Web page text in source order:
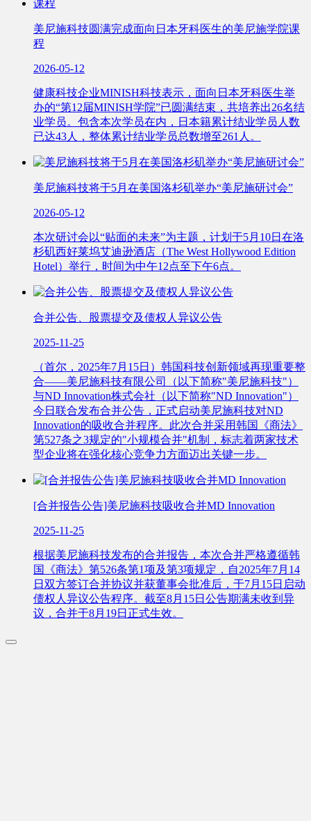
美尼施科技圆满完成面向日本牙科医生的美尼施学院课
程
2026-05-12
健康科技企业MINISH科技表示，面向日本牙科医生举
办的“第12届MINISH学院”已圆满结束，共培养出26名结
业学员。包含本次学员在内，日本籍累计结业学员人数
已达43人，整体累计结业学员总数增至261人。
美尼施科技将于5月在美国洛杉矶举办“美尼施研讨会”
2026-05-12
本次研讨会以“贴面的未来”为主题，计划于5月10日在洛
杉矶西好莱坞艾迪逊酒店（The West Hollywood Edition
Hotel）举行，时间为中午12点至下午6点。
合并公告、股票提交及债权人异议公告
2025-11-25
（首尔，2025年7月15日）韩国科技创新领域再现重要整
合——美尼施科技有限公司（以下简称"美尼施科技"）
与ND Innovation株式会社（以下简称"ND Innovation"）
今日联合发布合并公告，正式启动美尼施科技对ND
Innovation的吸收合并程序。此次合并采用韩国《商法》
第527条之3规定的"小规模合并"机制，标志着两家技术
型企业将在强化核心竞争力方面迈出关键一步。
[合并报告公告]美尼施科技吸收合并MD Innovation
2025-11-25
根据美尼施科技发布的合并报告，本次合并严格遵循韩
国《商法》第526条第1项及第3项规定，自2025年7月14
日双方签订合并协议并获董事会批准后，于7月15日启动
债权人异议公告程序。截至8月15日公告期满未收到异
议，合并于8月19日正式生效。